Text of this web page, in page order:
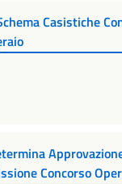
Casistiche
Concorso